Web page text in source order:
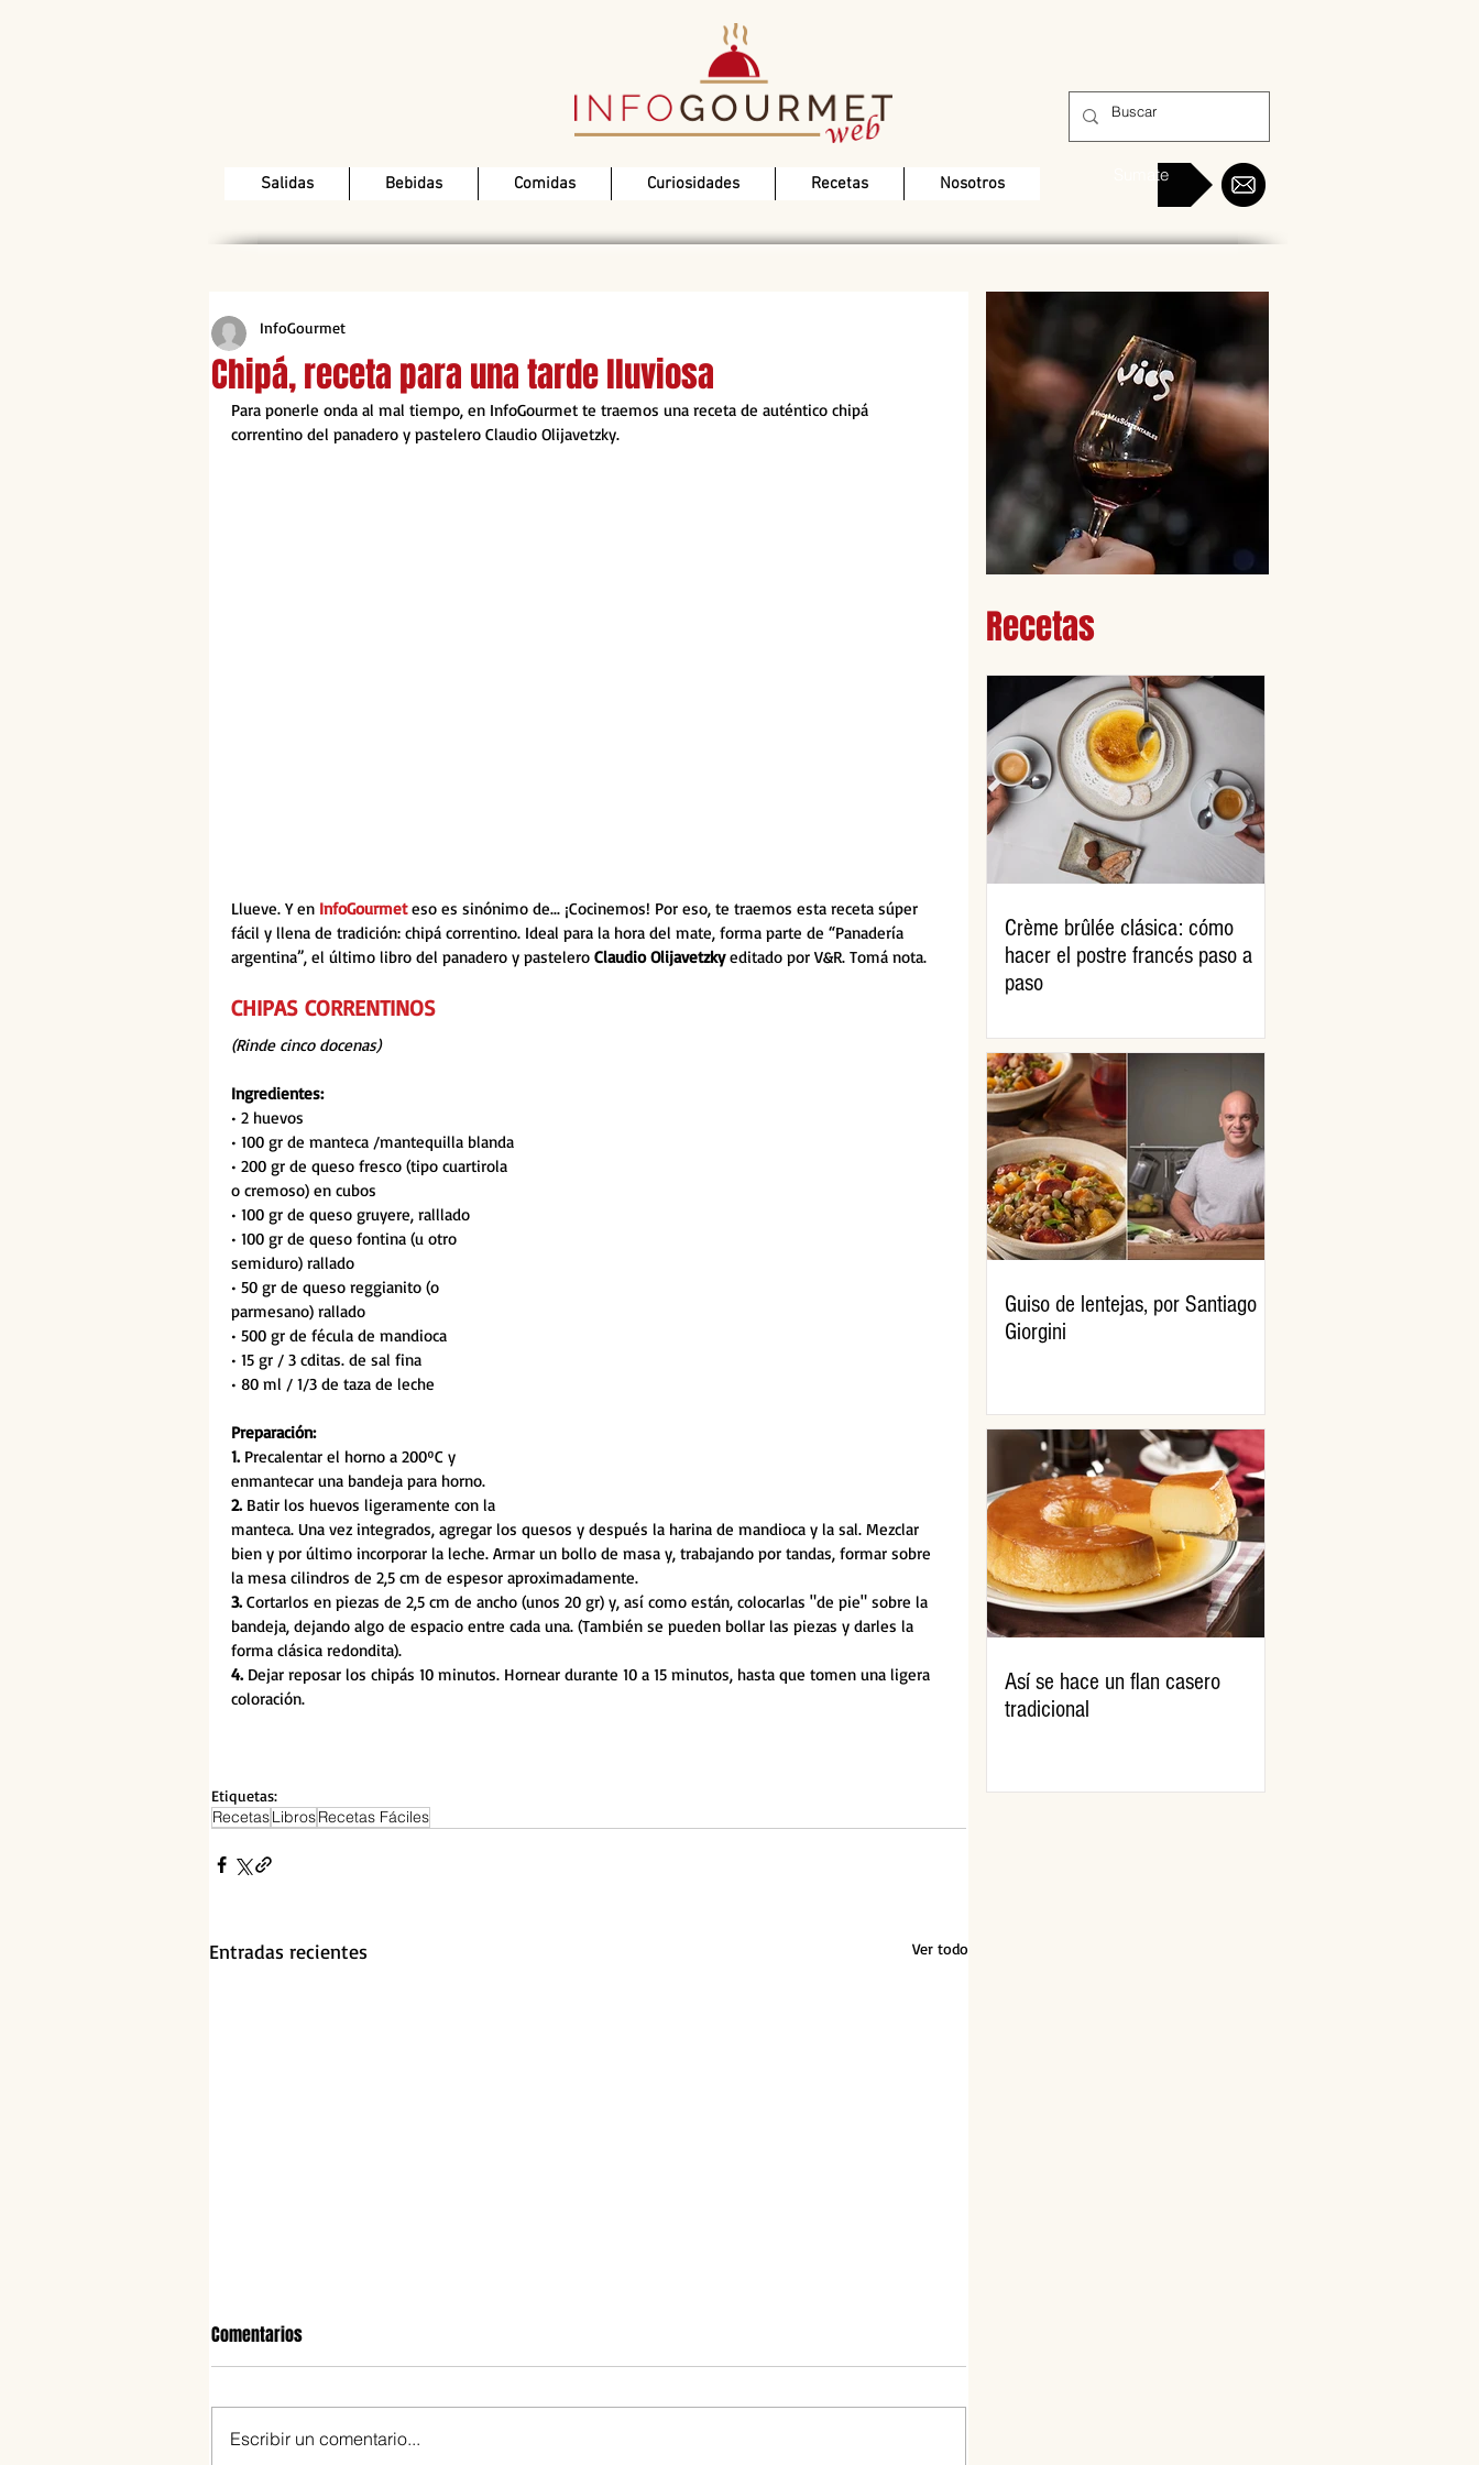
Salidas Bebidas Comidas Curiosidades Recetas Nosotros Sumate
Chipá, receta para una tarde lluviosa
InfoGourmet
Para ponerle onda al mal tiempo, en InfoGourmet te traemos una receta de auténtico chipá
correntino del panadero y pastelero Claudio Olijavetzky.
Llueve. Y en InfoGourmet eso es sinónimo de... ¡Cocinemos! Por eso, te traemos esta receta súper
fácil y llena de tradición: chipá correntino. Ideal para la hora del mate, forma parte de “Panadería
argentina”, el último libro del panadero y pastelero Claudio Olijavetzky editado por V&R. Tomá nota.
CHIPAS CORRENTINOS
(Rinde cinco docenas)
Ingredientes:
• 2 huevos
• 100 gr de manteca /mantequilla blanda
• 200 gr de queso fresco (tipo cuartirola
o cremoso) en cubos
• 100 gr de queso gruyere, ralllado
• 100 gr de queso fontina (u otro
semiduro) rallado
• 50 gr de queso reggianito (o
parmesano) rallado
• 500 gr de fécula de mandioca
• 15 gr / 3 cditas. de sal fina
• 80 ml / 1/3 de taza de leche
Preparación:
1. Precalentar el horno a 200ºC y
enmantecar una bandeja para horno.
2. Batir los huevos ligeramente con la
manteca. Una vez integrados, agregar los quesos y después la harina de mandioca y la sal. Mezclar
bien y por último incorporar la leche. Armar un bollo de masa y, trabajando por tandas, formar sobre
la mesa cilindros de 2,5 cm de espesor aproximadamente.
3. Cortarlos en piezas de 2,5 cm de ancho (unos 20 gr) y, así como están, colocarlas "de pie" sobre la
bandeja, dejando algo de espacio entre cada una. (También se pueden bollar las piezas y darles la
forma clásica redondita).
4. Dejar reposar los chipás 10 minutos. Hornear durante 10 a 15 minutos, hasta que tomen una ligera
coloración.
Etiquetas:
RecetasLibrosRecetas Fáciles
Entradas recientes Ver todo
Comentarios
Escribir un comentario...
Recetas
Crème brûlée clásica: cómo
hacer el postre francés paso a
paso
Guiso de lentejas, por Santiago
Giorgini
Así se hace un flan casero
tradicional